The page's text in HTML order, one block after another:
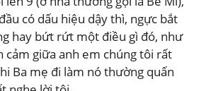
có dấu hiệu dậy thì, ngực bắt
hay bứt rứt một điều gì đó, như
cảm giữa anh em chúng tôi rất
Ba mẹ đi làm nó thường quấn